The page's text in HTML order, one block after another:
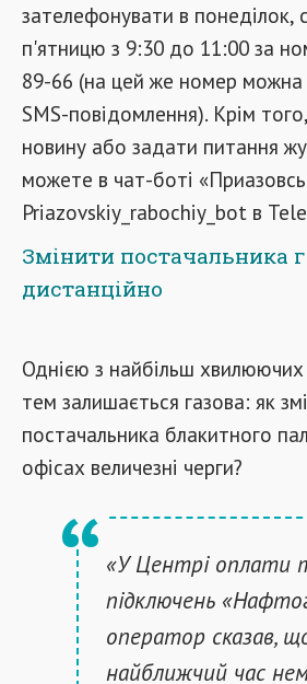
зателефонувати в понеділок,
п'ятницю з 9:30 до 11:00 за
89-66 (на цей же номер можна
SMS-повідомлення). Крім
новину або задати питання
можете в чат-боті
Priazovskiy_rabochiy_bot в
Змінити постачальника
дистанційно
Однією з найбільш хвилюючих
тем залишається газова: як
постачальника блакитного
офісах величезні черги?
«У Центрі оплати
підключень
оператор сказав,
найближчий час